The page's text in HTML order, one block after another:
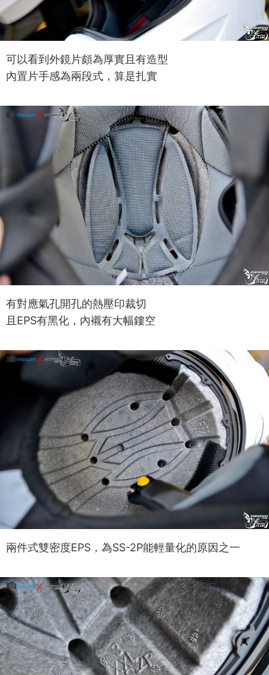
可以看到外鏡片頗為厚實且有造型
內置片手感為兩段式，算是扎實
有對應氣孔開孔的熱壓印裁切
且EPS有黑化，內襯有大幅鏤空
兩件式雙密度EPS，為SS-2P能輕量化的原因之一